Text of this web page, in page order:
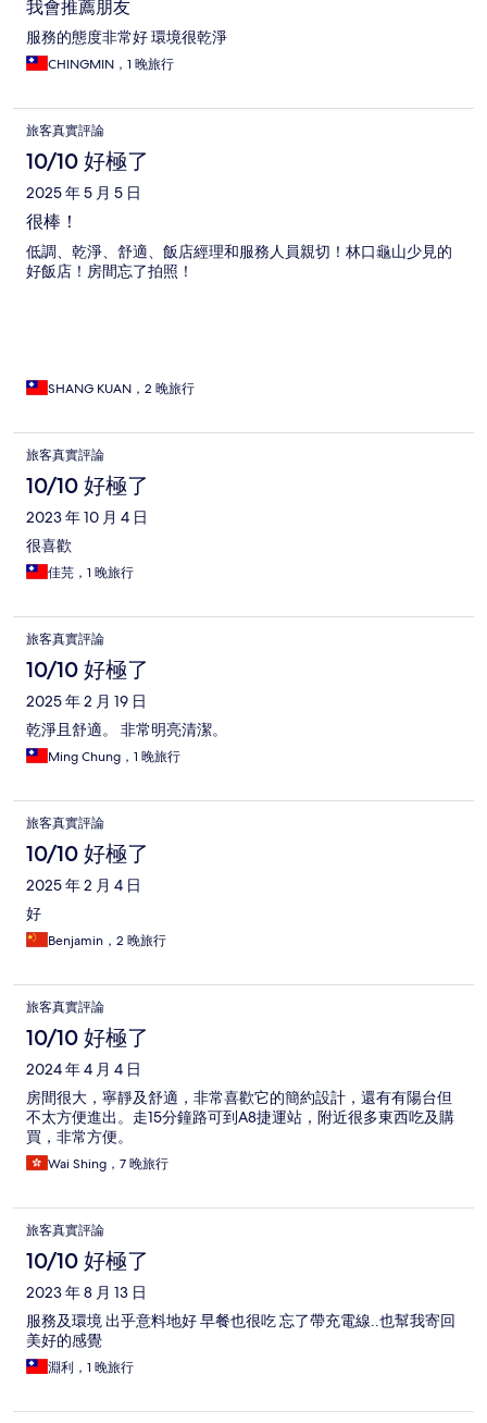
我會推薦朋友
服務的態度非常好 環境很乾淨
CHINGMIN，1 晚旅行
旅客真實評論
10/10 好極了
2025 年 5 月 5 日
很棒！
低調、乾淨、舒適、飯店經理和服務人員親切！林口龜山少見的
好飯店！房間忘了拍照！
SHANG KUAN，2 晚旅行
旅客真實評論
10/10 好極了
2023 年 10 月 4 日
很喜歡
佳芫，1 晚旅行
旅客真實評論
10/10 好極了
2025 年 2 月 19 日
乾淨且舒適。 非常明亮清潔。
Ming Chung，1 晚旅行
旅客真實評論
10/10 好極了
2025 年 2 月 4 日
好
Benjamin，2 晚旅行
旅客真實評論
10/10 好極了
2024 年 4 月 4 日
房間很大，寧靜及舒適，非常喜歡它的簡約設計，還有有陽台但
不太方便進出。走15分鐘路可到A8捷運站，附近很多東西吃及購
買，非常方便。
Wai Shing，7 晚旅行
旅客真實評論
10/10 好極了
2023 年 8 月 13 日
服務及環境 出乎意料地好 早餐也很吃 忘了帶充電線..也幫我寄回
美好的感覺
淵利，1 晚旅行